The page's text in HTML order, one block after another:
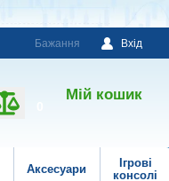
Бажання Вхід
Мій кошик
Аксесуари
Ігрові
консолі